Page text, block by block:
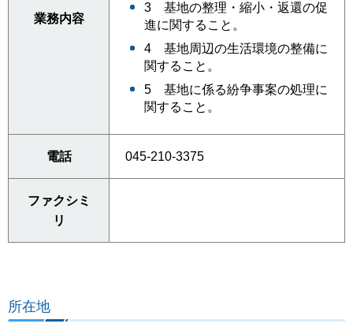
業務内容
3 基地の整理・縮小・返還の促
進に関すること。
4 基地周辺の生活環境の整備に
関すること。
5 基地に係る紛争事案の処理に
関すること。
電話 045-210-3375
ファクシミ
リ
所在地